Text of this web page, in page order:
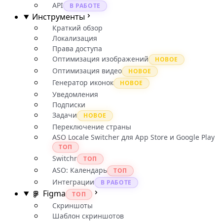
API
В РАБОТЕ
Инструменты
Краткий обзор
Локализация
Права доступа
Оптимизация изображений
НОВОЕ
Оптимизация видео НОВОЕ
Генератор иконок НОВОЕ
Уведомления
Подписки
Задачи
НОВОЕ
Переключение страны
ASO Locale Switcher для App Store и Google Play
ТОП
Switchr ТОП
ASO: Календарь ТОП
Интеграции В РАБОТЕ
Figma ТОП
Скриншоты
Шаблон скриншотов